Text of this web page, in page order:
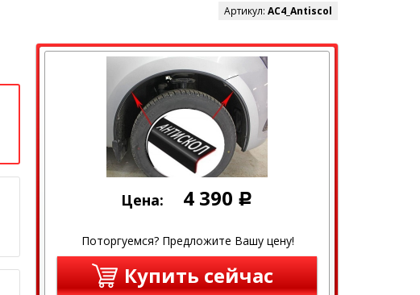
Артикул: AC4_Antiscol
Цена: 4 390 Р
Поторгуемся? Предложите Вашу цену!
Купить сейчас